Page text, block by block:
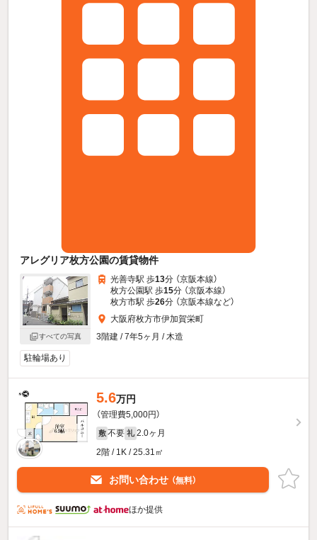
アレグリア枚方公園の賃貸物件
すべての写真
光善寺駅 歩13分 （京阪本線）
枚方公園駅 歩15分 （京阪本線）
枚方市駅 歩26分 （京阪本線など）
大阪府枚方市伊加賀栄町
3階建 / 7年5ヶ月 / 木造
駐輪場あり
5.6万円
（管理費5,000円）
敷 不要 礼 2.0ヶ月
2階 / 1K / 25.31㎡
お問い合わせ （無料）
ほか提供